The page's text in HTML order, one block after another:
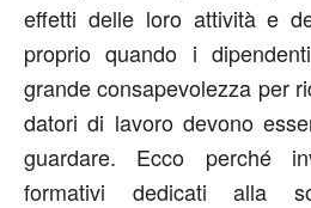
effetti delle loro attività e
proprio quando i
grande consapevolezza per
datori di lavoro devono
guardare. Ecco perché
formativi dedicati alla